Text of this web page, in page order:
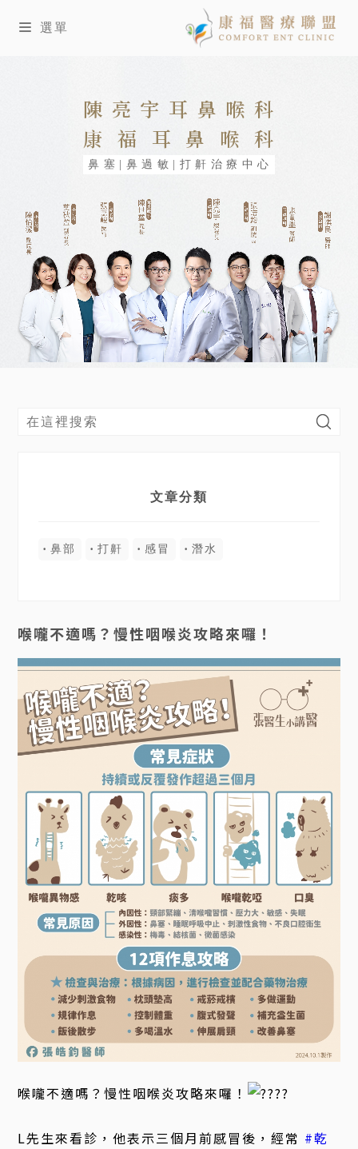
選單
陳亮宇耳鼻喉科
康福耳鼻喉科
鼻塞|鼻過敏|打鼾治療中心
文章分類
鼻部 打鼾 感冒 潛水
喉嚨不適嗎？慢性咽喉炎攻略來囉！
喉嚨不適嗎？慢性咽喉炎攻略來囉！
L先生來看診，他表示三個月前感冒後，經常 #乾